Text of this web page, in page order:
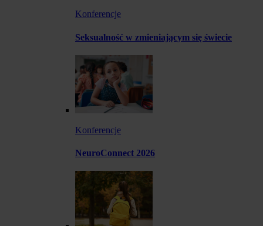
Konferencje
Seksualność w zmieniającym się świecie
Konferencje
NeuroConnect 2026